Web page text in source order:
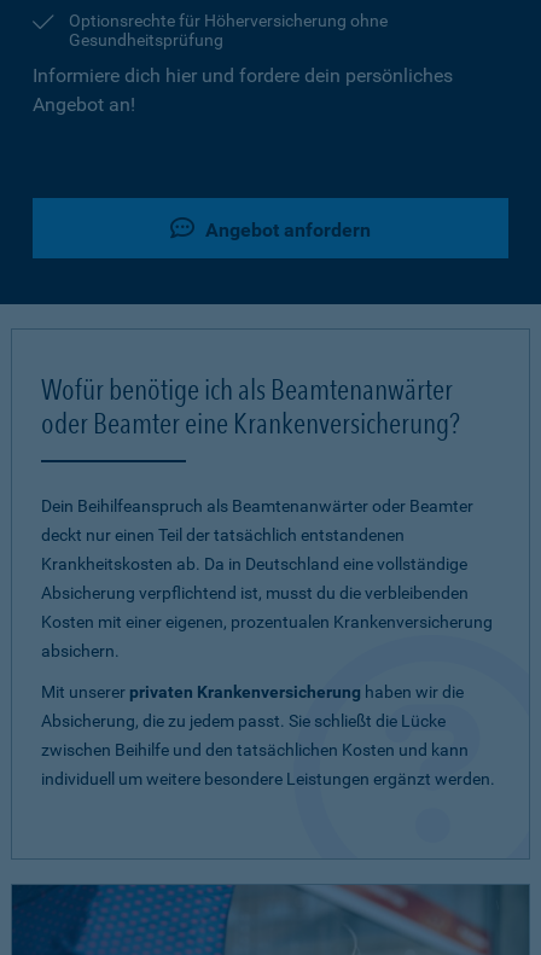
Optionsrechte für Höherversicherung ohne
Gesundheitsprüfung
Informiere dich hier und fordere dein persönliches
Angebot an!
Angebot anfordern
Wofür benötige ich als Beamtenanwärter
oder Beamter eine Krankenversicherung?
Dein Beihilfeanspruch als Beamtenanwärter oder Beamter
deckt nur einen Teil der tatsächlich entstandenen
Krankheitskosten ab. Da in Deutschland eine vollständige
Absicherung verpflichtend ist, musst du die verbleibenden
Kosten mit einer eigenen, prozentualen Krankenversicherung
absichern.
Mit unserer privaten Krankenversicherung haben wir die
Absicherung, die zu jedem passt. Sie schließt die Lücke
zwischen Beihilfe und den tatsächlichen Kosten und kann
individuell um weitere besondere Leistungen ergänzt werden.